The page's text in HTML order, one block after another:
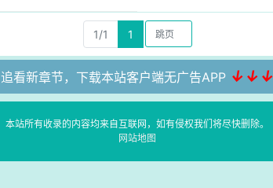
1/1 1
追看新章节，下载本站客户端无广告APP ↓↓↓
本站所有收录的内容均来自互联网，如有侵权我们将尽快删除。
网站地图